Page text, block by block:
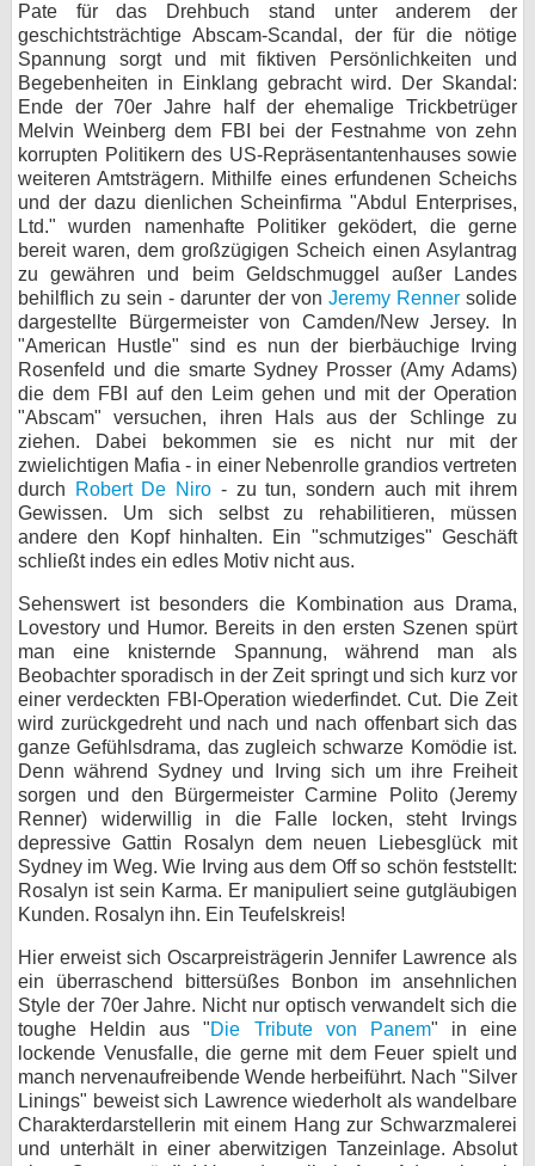
Pate für das Drehbuch stand unter anderem der
geschichtsträchtige Abscam-Scandal, der für die nötige
Spannung sorgt und mit fiktiven Persönlichkeiten und
Begebenheiten in Einklang gebracht wird. Der Skandal:
Ende der 70er Jahre half der ehemalige Trickbetrüger
Melvin Weinberg dem FBI bei der Festnahme von zehn
korrupten Politikern des US-Repräsentantenhauses sowie
weiteren Amtsträgern. Mithilfe eines erfundenen Scheichs
und der dazu dienlichen Scheinfirma "Abdul Enterprises,
Ltd." wurden namenhafte Politiker geködert, die gerne
bereit waren, dem großzügigen Scheich einen Asylantrag
zu gewähren und beim Geldschmuggel außer Landes
behilflich zu sein - darunter der von Jeremy Rennersolide
dargestellte Bürgermeister von Camden/New Jersey. In
"American Hustle" sind es nun der bierbäuchige Irving
Rosenfeld und die smarte Sydney Prosser (Amy Adams)
die dem FBI auf den Leim gehen und mit der Operation
"Abscam" versuchen, ihren Hals aus der Schlinge zu
ziehen. Dabei bekommen sie es nicht nur mit der
zwielichtigen Mafia - in einer Nebenrolle grandios vertreten
durch
Robert De Niro - zu tun, sondern auch mit ihrem
Gewissen. Um sich selbst zu rehabilitieren, müssen
andere den Kopf hinhalten. Ein "schmutziges" Geschäft
schließt indes ein edles Motiv nicht aus.
Sehenswert ist besonders die Kombination aus Drama,
Lovestory und Humor. Bereits in den ersten Szenen spürt
man eine knisternde Spannung, während man als
Beobachter sporadisch in der Zeit springt und sich kurz vor
einer verdeckten FBI-Operation wiederfindet. Cut. Die Zeit
wird zurückgedreht und nach und nach offenbart sich das
ganze Gefühlsdrama, das zugleich schwarze Komödie ist.
Denn während Sydney und Irving sich um ihre Freiheit
sorgen und den Bürgermeister Carmine Polito (Jeremy
Renner) widerwillig in die Falle locken, steht Irvings
depressive Gattin Rosalyn dem neuen Liebesglück mit
Sydney im Weg. Wie Irving aus dem Off so schön feststellt:
Rosalyn ist sein Karma. Er manipuliert seine gutgläubigen
Kunden. Rosalyn ihn. Ein Teufelskreis!
Hier erweist sich Oscarpreisträgerin Jennifer Lawrence als
ein überraschend bittersüßes Bonbon im ansehnlichen
Style der 70er Jahre. Nicht nur optisch verwandelt sich die
toughe Heldin aus "Die Tribute von Panem" in eine
lockende Venusfalle, die gerne mit dem Feuer spielt und
manch nervenaufreibende Wende herbeiführt. Nach "Silver
Linings" beweist sich Lawrence wiederholt als wandelbare
Charakterdarstellerin mit einem Hang zur Schwarzmalerei
und unterhält in einer aberwitzigen Tanzeinlage. Absolut